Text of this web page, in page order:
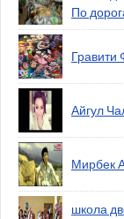
По
Гравити
Айгул
Мирбек
школа